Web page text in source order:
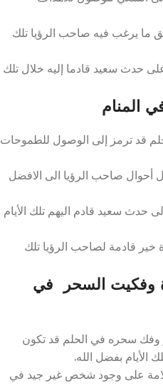
ما يرغب فيه صاحب الرؤيا تلك
حدث سعيد قادما إليه خلال تلك
المنام
قد ترمز إلى الوصول للطموحات
أحوال صاحب الرؤيا الى الافضل
حدث سعيد قادم اليهم تلك الأيام
خير قادمة لصاحب الرؤيا تلك
وفكيت السحر في
سحره في الحلم قد تكون
بفضل الله.
على وجود شخص غير جيد في